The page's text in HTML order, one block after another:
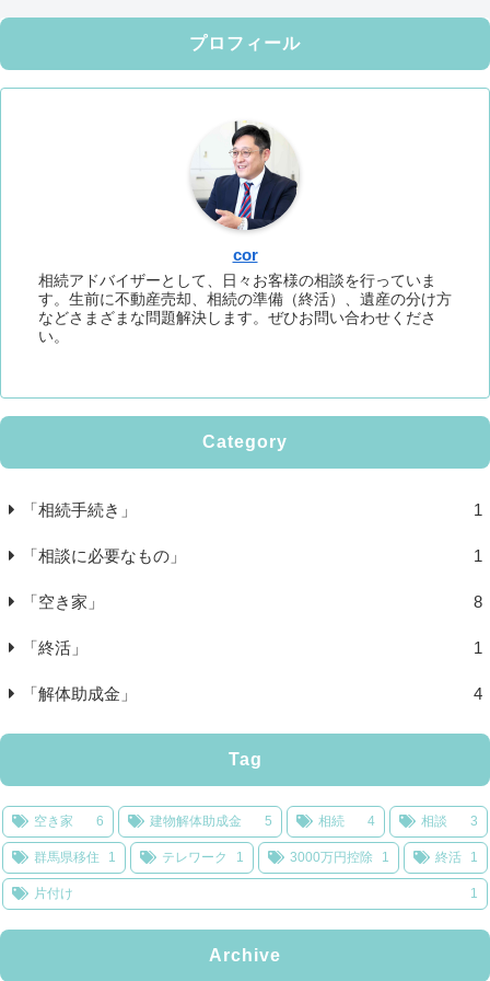
プロフィール
cor
相続アドバイザーとして、日々お客様の相談を行っていま
す。生前に不動産売却、相続の準備（終活）、遺産の分け方
などさまざまな問題解決します。ぜひお問い合わせくださ
い。
Category
「相続手続き」 1
「相談に必要なもの」 1
「空き家」 8
「終活」 1
「解体助成金」 4
Tag
空き家 6 建物解体助成金 5 相続 4 相談 3
群馬県移住 1 テレワーク 1 3000万円控除 1 終活 1
片付け 1
Archive